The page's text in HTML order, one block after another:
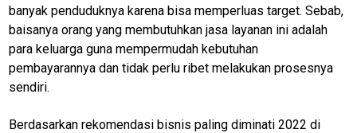
banyak penduduknya karena bisa memperluas target. Sebab,
baisanya orang yang membutuhkan jasa layanan ini adalah
para keluarga guna mempermudah kebutuhan
pembayarannya dan tidak perlu ribet melakukan prosesnya
sendiri.
Berdasarkan rekomendasi bisnis paling diminati 2022 di